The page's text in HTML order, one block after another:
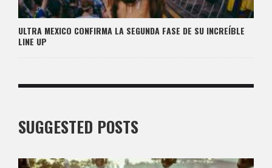
ULTRA MEXICO CONFIRMA LA SEGUNDA FASE DE SU INCREÍBLE
LINE UP
SUGGESTED POSTS